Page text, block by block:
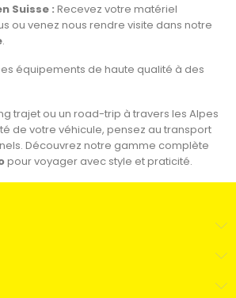
Suisse : Recevez votre matériel
ou venez nous rendre visite dans notre
.
équipements de haute qualité à des
trajet ou un road-trip à travers les Alpes
de votre véhicule, pensez au transport
Découvrez notre gamme complète
pour voyager avec style et praticité.